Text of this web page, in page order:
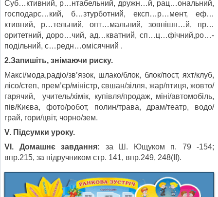
Суб…ктивний, р…нтабельний, дружн…й, рац…ональний,
господарс…кий, б…зтурботний, експ…р…мент, еф…
ктивний, р…тельний, опт…мальний, зовнішн…й, пр…
оритетний, доро…чий, ад…кватний, сп…ц…фічний,ро…-
подільний, с…редн…омісячний .
2.Запишіть, знімаючи риску.
Максі/мода,радіо/зв’язок, шлако/блок, блок/пост, яхт/клуб,
лісо/степ, прем’єр/міністр, євшан/зілля, жар/птиця, жовто/
гарячий, учитель/хімік, купівля/продаж, міні/автомобіль,
пів/Києва, фото/робот, полин/трава, драм/театр, водо/
грай, гори/цвіт, чорно/зем.
V. Підсумки уроку.
VI. Домашнє завдання: за Ш. Ющуком п. 79 -154;
впр.215, за підручником стр. 141, впр.249, 248(II).